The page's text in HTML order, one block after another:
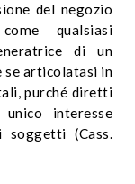
del negozio
qualsiasi
di un
se articolatasi in
purché diretti
interesse
soggetti (Cass.